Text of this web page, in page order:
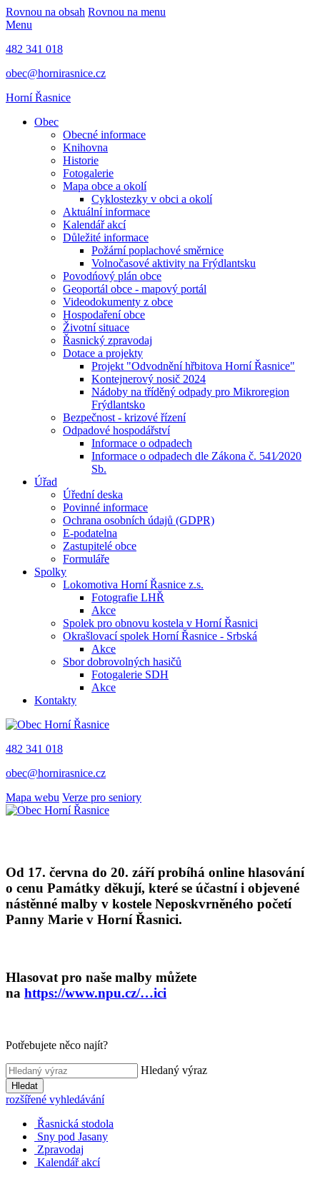
Rovnou na obsah Rovnou na menu
Menu
482 341 018
obec@hornirasnice.cz
Horní Řasnice
Obec
Obecné informace
Knihovna
Historie
Fotogalerie
Mapa obce a okolí
Cyklostezky v obci a okolí
Aktuální informace
Kalendář akcí
Důležité informace
Požární poplachové směrnice
Volnočasové aktivity na Frýdlantsku
Povodńový plán obce
Geoportál obce - mapový portál
Videodokumenty z obce
Hospodaření obce
Životní situace
Řasnický zpravodaj
Dotace a projekty
Projekt "Odvodnění hřbitova Horní Řasnice"
Kontejnerový nosič 2024
Nádoby na tříděný odpady pro Mikroregion
Frýdlantsko
Bezpečnost - krizové řízení
Odpadové hospodářství
Informace o odpadech
Informace o odpadech dle Zákona č. 541⁄2020
Sb.
Úřad
Úřední deska
Povinné informace
Ochrana osobních údajů (GDPR)
E-podatelna
Zastupitelé obce
Formuláře
Spolky
Lokomotiva Horní Řasnice z.s.
Fotografie LHŘ
Akce
Spolek pro obnovu kostela v Horní Řasnici
Okrašlovací spolek Horní Řasnice - Srbská
Akce
Sbor dobrovolných hasičů
Fotogalerie SDH
Akce
Kontakty
482 341 018
obec@hornirasnice.cz
Mapa webu Verze pro seniory
Od 17. června do 20. září probíhá online hlasování
o cenu Památky děkují, které se účastní i objevené
nástěnné malby v kostele Neposkvrněného početí
Panny Marie v Horní Řasnici.
Hlasovat pro naše malby můžete
na https://www.npu.cz/…ici
Potřebujete něco najít?
Hledaný výraz
Hledat
rozšířené vyhledávání
Řasnická stodola
Sny pod Jasany
Zpravodaj
Kalendář akcí